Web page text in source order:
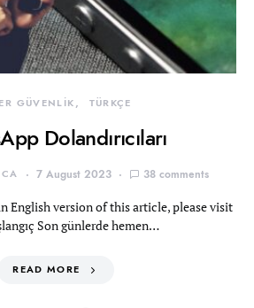
GÜVENLİK TÜRKÇE
Dolandırıcıları
7 August 2023 38 comments
English version of this article, please visit
Son günlerde hemen…
READ MORE